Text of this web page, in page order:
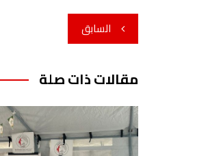
تصفّح
المقالات
السابق
مقالات ذات صلة